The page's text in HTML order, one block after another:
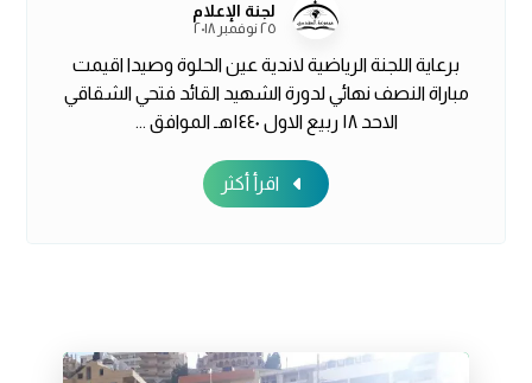
لجنة الإعلام
٢٥ نوفمبر ٢٠١٨
برعاية اللجنة الرياضية لاندية عين الحلوة وصيدا اقيمت
مباراة النصف نهائي لدورة الشهيد القائد فتحي الشقاقي
الاحد ١٨ ربيع الاول ١٤٤٠هـ الموافق ...
اقرأ أكثر